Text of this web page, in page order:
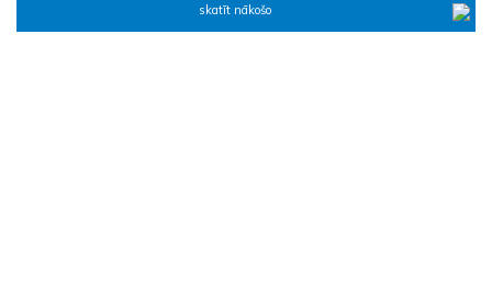
skatīt nākošo